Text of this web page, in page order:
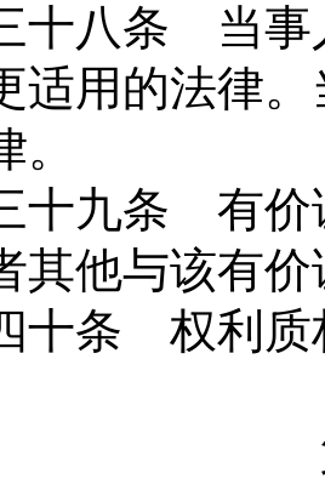
十八条 当事
适用的法律
。
十九条 有价
其他与该有
十条 权利质